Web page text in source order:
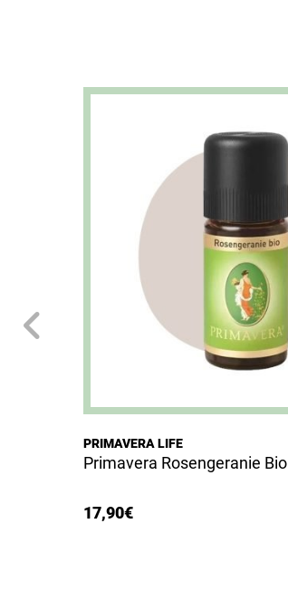
PRIMAVERA LIFE
Primavera Rosengeranie Bio
17,90€